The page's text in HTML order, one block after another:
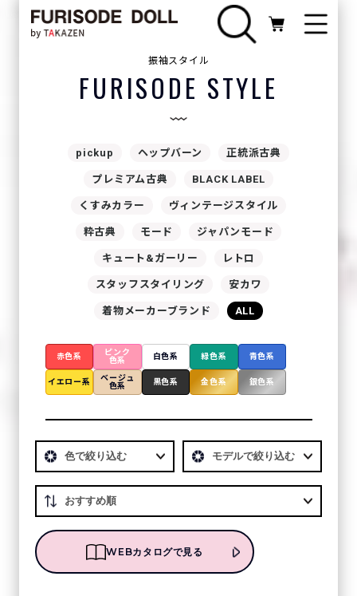
振袖スタイル
FURISODE STYLE
pickup ヘップバーン 正統派古典
プレミアム古典 BLACK LABEL
くすみカラー ヴィンテージスタイル
粋古典 モード ジャパンモード
キュート&ガーリー レトロ
スタッフスタイリング 安カワ
着物メーカーブランド ALL
赤色系
ピンク
色系
白色系 緑色系 青色系
イエロー系
ベージュ
色系
黒色系 金色系 銀色系
WEBカタログで見る